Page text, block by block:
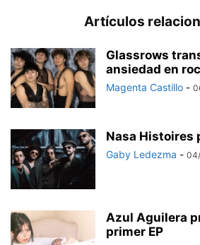
Artículos
Glassrows
ansiedad en
Magenta Castillo -
Nasa Histoires
Gaby Ledezma -
Azul Aguilera
primer EP